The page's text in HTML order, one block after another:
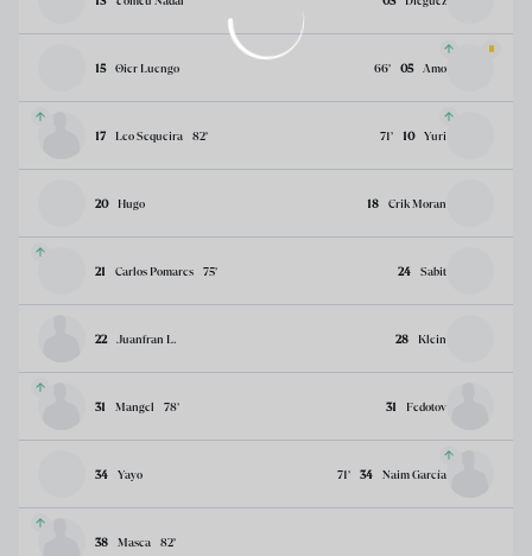
15 Oier Luengo 05 Amo
66’
17 Leo Sequeira 82’ 10 Yuri
71’
20 Hugo 18 Erik Moran
21 Carlos Pomares 75’ 24 Sabit
22 Juanfran L. 28 Klein
31 Mangel 78’ 31 Fedotov
34 Yayo 34 Naim García
71’
38 Masca 82’